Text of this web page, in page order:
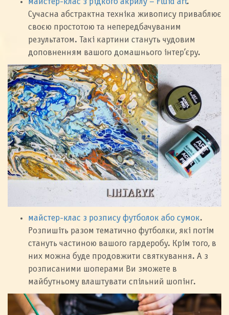
майстер-клас з рідкого акрилу – Fluid art.
Сучасна абстрактна техніка живопису приваблює
своєю простотою та непередбачуваним
результатом. Такі картини стануть чудовим
доповненням вашого домашнього інтер’єру.
майстер-клас з розпису футболок або сумок.
Розпишіть разом тематично футболки, які потім
стануть частиною вашого гардеробу. Крім того, в
них можна буде продовжити святкування. А з
розписаними шоперами Ви зможете в
майбутньому влаштувати спільний шопінг.